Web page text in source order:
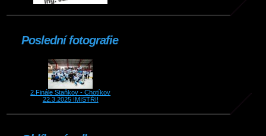
Poslední fotografie
2.Finále Staňkov - Chotíkov
22.3.2025 !MISTŘI!